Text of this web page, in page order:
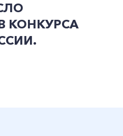
КОНКУРСА